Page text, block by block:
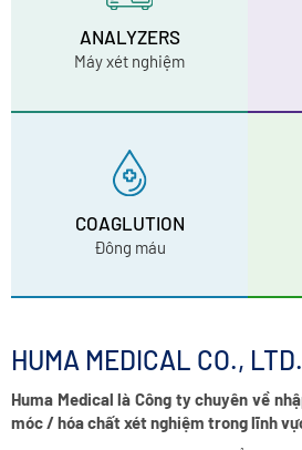
ANALYZERS
Máy xét nghiệm
COAGLUTION
Đông máu
HUMA MEDICAL CO., LTD.
Huma Medical là Công ty chuyên về
móc / hóa chất xét nghiệm trong lĩnh